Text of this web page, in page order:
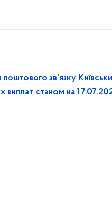
Київським
виплат станом на